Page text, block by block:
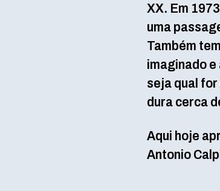
XX. Em
uma
Também
imaginado
seja qual for
dura cerca
Aqui hoje
Antonio